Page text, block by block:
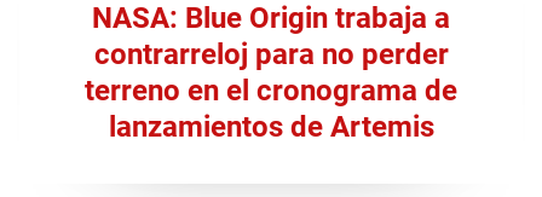
NASA: Blue Origin trabaja a
contrarreloj para no perder
terreno en el cronograma de
lanzamientos de Artemis